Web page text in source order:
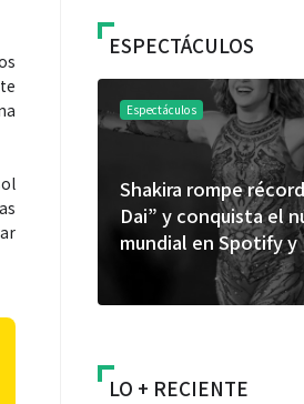
ESPECTÁCULOS
Espectáculos
Shakira rompe
Dai” y conquista el
mundial en Spotify
el
LO + RECIENTE